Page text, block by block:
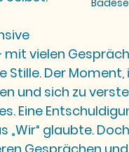
vielen
Stille. Der
und sich zu
Eine
„Wir“ glaubte.